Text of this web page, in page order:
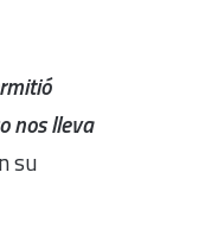
nos lleva
su